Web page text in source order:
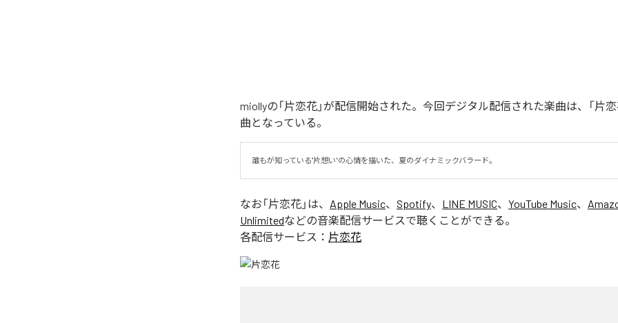
miollyの「片恋花」が配信開始された。今回デジタル配信された楽曲は、「片恋
曲となっている。
誰もが知っている"片想い”の心情を描いた、夏のダイナミックバラード。
なお「片恋花 」は、 Apple Music、 Spotify、 LINE MUSIC、 YouTube Music、
Unlimitedなどの音楽配信サービスで聴くことができる。
各配信サービス： 片恋花